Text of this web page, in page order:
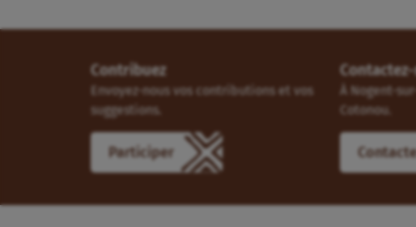
Contribuez
Envoyez-nous vos contributions et vos
suggestions.
Participer
À Nogent-
Cotonou.